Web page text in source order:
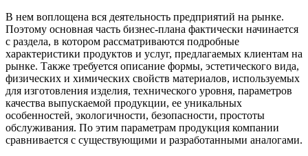
В нем воплощена вся деятельность предприятий на рынке.
Поэтому основная часть бизнес-плана фактически начинается
с раздела, в котором рассматриваются подробные
характеристики продуктов и услуг, предлагаемых клиентам на
рынке. Также требуется описание формы, эстетического вида,
физических и химических свойств материалов, используемых
для изготовления изделия, технического уровня, параметров
качества выпускаемой продукции, ее уникальных
особенностей, экологичности, безопасности, простоты
обслуживания. По этим параметрам продукция компании
сравнивается с существующими и разработанными аналогами.